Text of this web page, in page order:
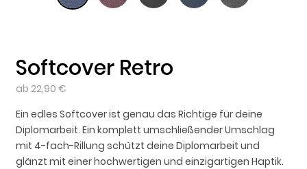
Softcover Retro
ab 22,90 €
Ein edles Softcover ist genau das Richtige für deine
Diplomarbeit. Ein komplett umschließender Umschlag
mit 4-fach-Rillung schützt deine Diplomarbeit und
glänzt mit einer hochwertigen und einzigartigen Haptik.